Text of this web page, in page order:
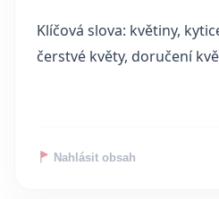
Klíčová slova: květiny,
čerstvé květy, doručení
Nahlásit obsah